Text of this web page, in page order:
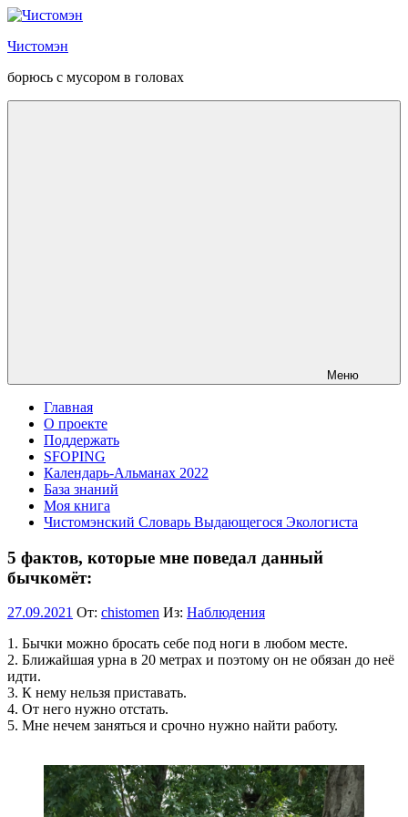
Перейти
содержанию
Чистомэн
борюсь с мусором в головах
Меню
Главная
О проекте
Поддержать
SFOPING
Календарь-Альманах 2022
База знаний
Моя книга
Чистомэнский Словарь Выдающегося Экологиста
5 фактов, которые мне поведал данный
бычкомёт:
27.09.2021 От: chistomen Из: Наблюдения
1. Бычки можно бросать себе под ноги в любом месте.
2. Ближайшая урна в 20 метрах и поэтому он не обязан до неё
идти.
3. К нему нельзя приставать.
4. От него нужно отстать.
5. Мне нечем заняться и срочно нужно найти работу.